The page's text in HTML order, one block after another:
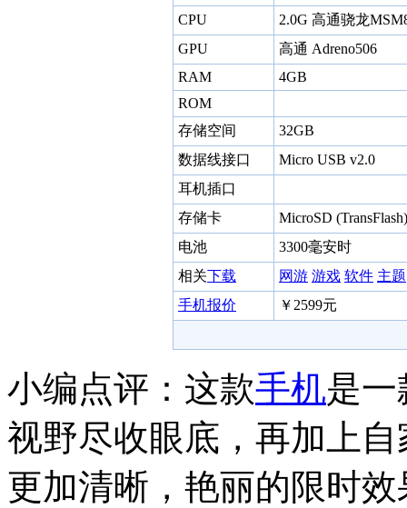
CPU
2.0G 高通骁龙
GPU
高通 Adreno506
RAM
4GB
ROM
存储空间
32GB
数据线接口
Micro USB v2.0
耳机插口
存储卡
MicroSD
电池
3300毫安时
相关下载 网游 游戏 软件 主题
手机报价
￥2599元
小编点评：这款手机是一
视野尽收眼底，再加上自
更加清晰，艳丽的限时